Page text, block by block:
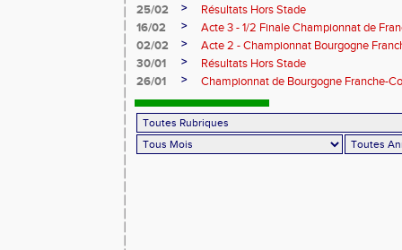
25/02
>
Résultats Hors Stade
16/02
>
Acte 3 - 1/2 Finale Championnat de
02/02
>
Acte 2 - Championnat Bourgogne
30/01
>
Résultats Hors Stade
26/01
> Championnat de Bourgogne Franche-